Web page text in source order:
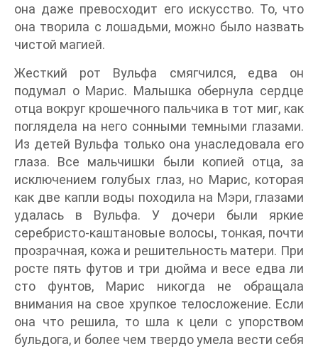
она даже превосходит его искусство. То, что
она творила с лошадьми, можно было назвать
чистой магией.
Жесткий рот Вульфа смягчился, едва он
подумал о Марис. Малышка обернула сердце
отца вокруг крошечного пальчика в тот миг, как
поглядела на него сонными темными глазами.
Из детей Вульфа только она унаследовала его
глаза. Все мальчишки были копией отца, за
исключением голубых глаз, но Марис, которая
как две капли воды походила на Мэри, глазами
удалась в Вульфа. У дочери были яркие
серебристо-каштановые волосы, тонкая, почти
прозрачная, кожа и решительность матери. При
росте пять футов и три дюйма и весе едва ли
сто фунтов, Марис никогда не обращала
внимания на свое хрупкое телосложение. Если
она что решила, то шла к цели с упорством
бульдога, и более чем твердо умела вести себя